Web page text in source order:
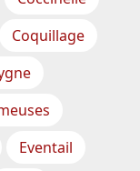
Coquillage
Eventail